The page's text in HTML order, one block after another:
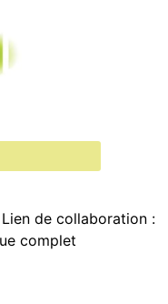
Lien de collaboration :
complet